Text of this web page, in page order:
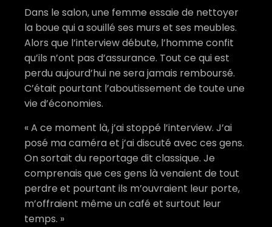
Dans le salon, une femme essaie de nettoyer
la boue qui a souillé ses murs et ses meubles.
Alors que l’interview débute, l’homme confit
qu’ils n’ont pas d’assurance. Tout ce qui est
perdu aujourd’hui ne sera jamais remboursé.
C’était pourtant l’aboutissement de toute une
vie d’économies.
« A ce moment là, j’ai stoppé l’interview. J’ai
posé ma caméra et j’ai discuté avec ces gens.
On sortait du reportage dit classique. Je
comprenais que ces gens là venaient de tout
perdre et pourtant ils m’ouvraient leur porte,
m’offraient même un café et surtout leur
temps. »